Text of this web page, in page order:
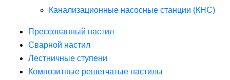
Канализационные насосные станции (КНС)
Прессованный настил
Сварной настил
Лестничные ступени
Композитные решетчатые настилы